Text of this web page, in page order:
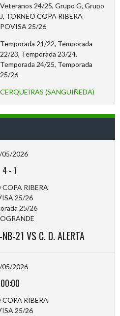
Veteranos 24/25, Grupo G, Grupo
J, TORNEO COPA RIBERA
POVISA 25/26
Temporada 21/22, Temporada
22/23, Temporada 23/24,
Temporada 24/25, Temporada
25/26
CERQUEIRAS (SANGUIÑEDA)
05/2026
4-1
COPA RIBERA
25/26
25/26
21 VS C. D. ALERTA
05/2026
00:00
COPA RIBERA
25/26